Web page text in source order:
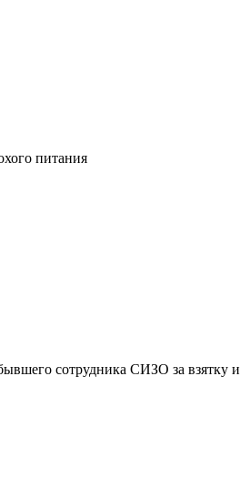
питания
сотрудника СИЗО за взятку и